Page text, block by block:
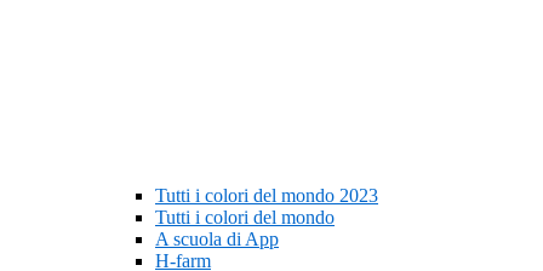
Tutti i colori del mondo 2023
Tutti i colori del mondo
A scuola di App
H-farm